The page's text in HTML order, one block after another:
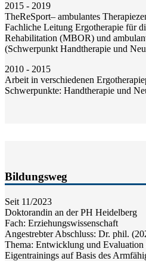
2015 - 2019
TheReSport– ambulantes
Fachliche Leitung Ergotherapie für
Rehabilitation (MBOR) und
(Schwerpunkt Handtherapie und
2010 - 2015
Arbeit in verschiedenen
Schwerpunkte: Handtherapie und
Bildungsweg
Seit 11/2023
Doktorandin an der PH Heidelberg
Fach: Erziehungswissenschaft
Angestrebter Abschluss: Dr. phil.
Thema: Entwicklung und Evaluation
Eigentrainings auf Basis des